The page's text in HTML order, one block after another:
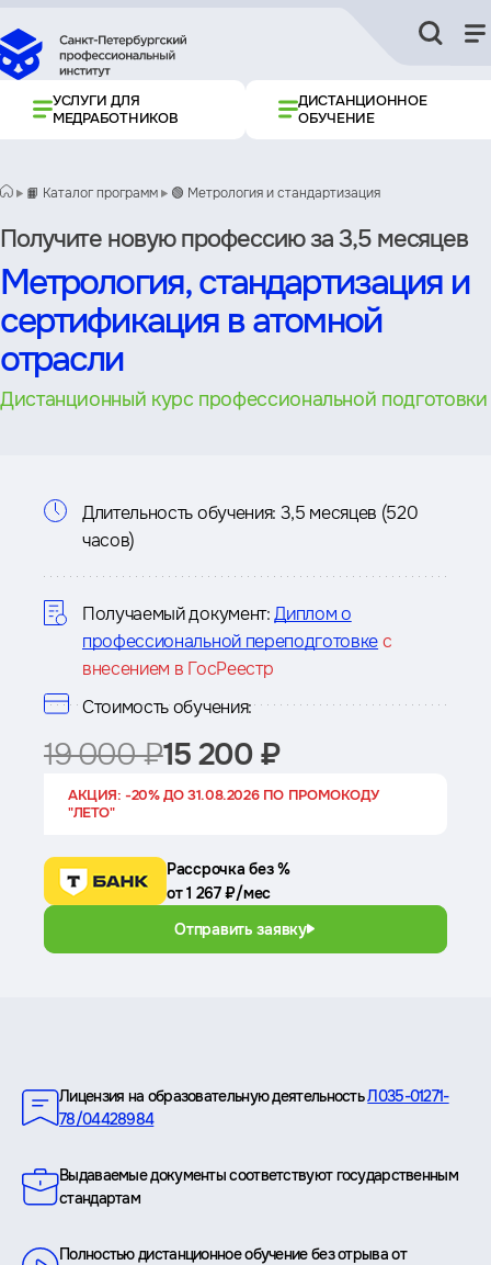
УСЛУГИ ДЛЯ
МЕДРАБОТНИКОВ
ДИСТАНЦИОННОЕ
ОБУЧЕНИЕ
📙 Каталог программ 🟢 Метрология и стандартизация
Получите новую профессию за 3,5 месяцев
Метрология, стандартизация и
сертификация в атомной
отрасли
Дистанционный курс профессиональной подготовки
Информация
курсе
Длительность обучения: 3,5 месяцев (520
часов)
Получаемый документ: Диплом о
профессиональной переподготовкес
внесением в ГосРеестр
Стоимость обучения:
19 000 ₽15 200 ₽
АКЦИЯ: -20% ДО 31.08.2026 ПО ПРОМОКОДУ
"ЛЕТО"
Рассрочка без %
от 1 267 ₽/мес
Отправить заявку
Лицензия на образовательную деятельностьЛ035-01271-
78/04428984
Выдаваемые документы соответствуют государственным
стандартам
Полностью дистанционное обучение без отрыва от